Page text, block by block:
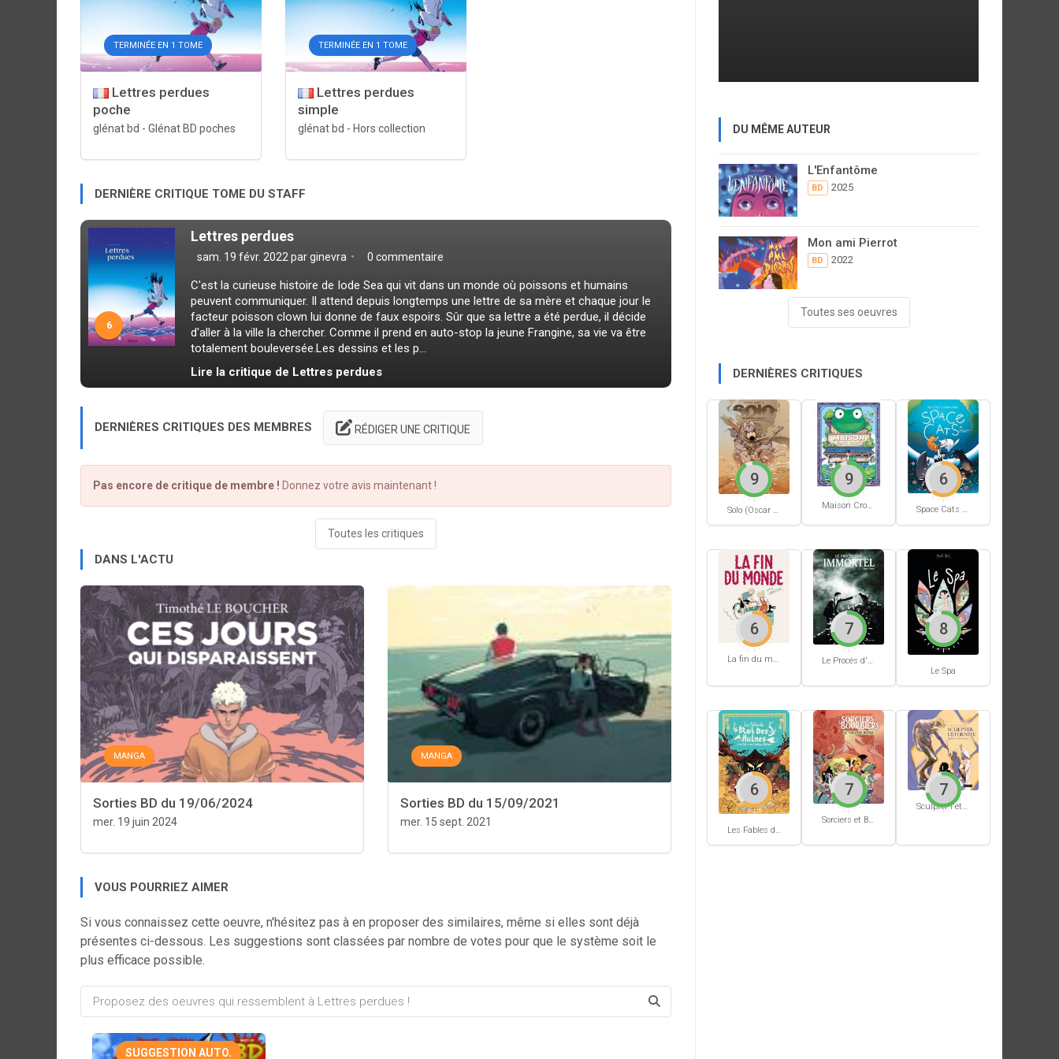
TERMINÉE EN 1 TOME
Lettres perdues
poche
glénat bd - Glénat BD poches
TERMINÉE EN 1 TOME
Lettres perdues
simple
glénat bd - Hors collection
DERNIÈRE CRITIQUE TOME DU STAFF
6
Lettres perdues
sam. 19 févr. 2022 parginevra 0 commentaire
C'est la curieuse histoire de Iode Sea qui vit dans un monde où poissons et humains
peuvent communiquer. Il attend depuis longtemps une lettre de sa mère et chaque jour le
facteur poisson clown lui donne de faux espoirs. Sûr que sa lettre a été perdue, il décide
d'aller à la ville la chercher. Comme il prend en auto-stop la jeune Frangine, sa vie va être
totalement bouleversée.Les dessins et les p...
Lire la critique de Lettres perdues
DERNIÈRES CRITIQUES DES MEMBRES RÉDIGER UNE CRITIQUE
Pas encore de critique de membre ! Donnez votre avis maintenant !
Toutes les critiques
DANS L'ACTU
MANGA
Sorties BD du 19/06/2024
mer. 19 juin 2024
MANGA
Sorties BD du 15/09/2021
mer. 15 sept. 2021
VOUS POURRIEZ AIMER
Si vous connaissez cette oeuvre, n'hésitez pas à en proposer des similaires, même si elles sont déjà
présentes ci-dessous. Les suggestions sont classées par nombre de votes pour que le système soit le
plus efficace possible.
SUGGESTION AUTO.
DU MÊME AUTEUR
L'Enfantôme
BD 2025
Mon ami Pierrot
BD 2022
Toutes ses oeuvres
DERNIÈRES CRITIQUES
Solo (Oscar Martin) #1
9
Maison Croâ Croâ
9
Space Cats #1
6
La fin du monde (Stanislas)
6 7
Le Spa
8
Les Fables du Roi des Aulnes
6
Sorciers et Bourbiers #1
7
Sculpter l'éternité
7